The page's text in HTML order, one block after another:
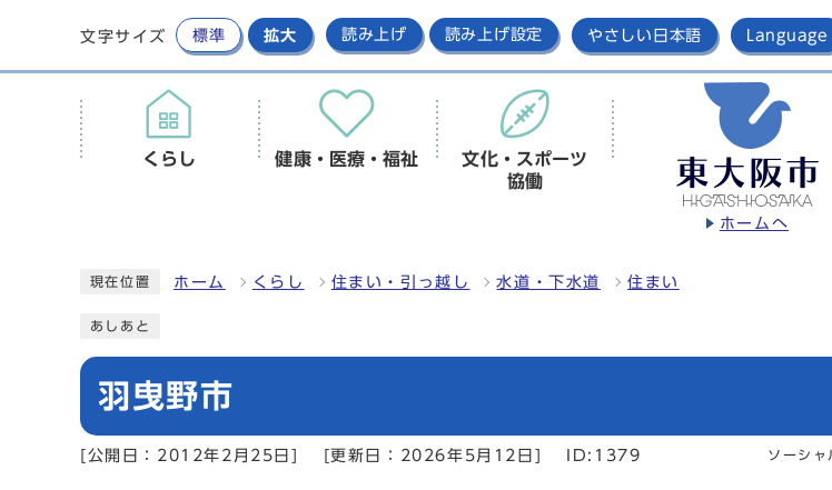
文字サイズ 標準 拡大 読み上げ 読み上げ設定 やさしい日本語 Language
ホームへ
くらし 健康・医療・福祉
文化・スポーツ
協働
現在位置 ホーム くらし 住まい・引っ越し 水道・下水道 住まい
あしあと
羽曳野市
[公開日：2012年2月25日] [更新日：2026年5月12日] ID:1379 ソーシャ